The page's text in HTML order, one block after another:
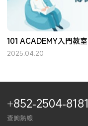
101 ACADEMY入門教室
2025.04.20
+852-2504-8181
查詢熱線